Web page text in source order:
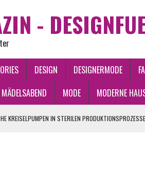
-
DESIGN DESIGNERMODE
MÄDELSABEND MODE MODERNE
KREISELPUMPEN IN STERILEN
BEZIRKE IM ÜBERBLICK